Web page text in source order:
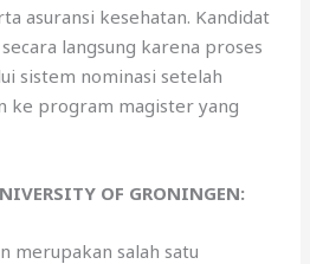
asuransi kesehatan. Kandidat
langsung karena proses
sistem nominasi setelah
ke program magister yang
OF GRONINGEN:
merupakan salah satu